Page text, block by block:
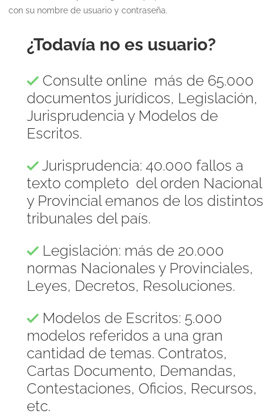
con su nombre de usuario y contraseña.
¿Todavía no es usuario?
Consulte online más de 65.000
documentos jurídicos, Legislación,
Jurisprudencia y Modelos de
Escritos.
Jurisprudencia: 40.000 fallos a
texto completo del orden Nacional
y Provincial emanos de los distintos
tribunales del país.
Legislación: más de 20.000
normas Nacionales y Provinciales,
Leyes, Decretos, Resoluciones.
Modelos de Escritos: 5.000
modelos referidos a una gran
cantidad de temas. Contratos,
Cartas Documento, Demandas,
Contestaciones, Oficios, Recursos,
etc.